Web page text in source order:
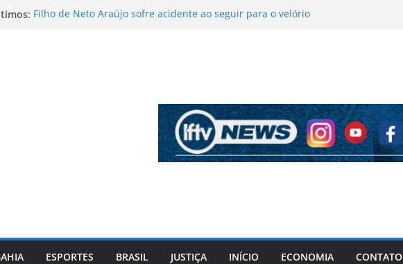
Filho de Neto Araújo sofre acidente ao seguir para o velório
de feminicídio no interior da Bahia
PM é morta com tiro na nuca em Salvador; marido,
também policial militar, é preso e investigado por
ESPORTES BRASIL JUSTIÇA INÍCIO ECONOMIA CONTATO